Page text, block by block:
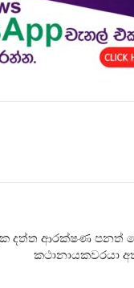
දත්ත ආරක්ෂණ පනත්
කථානායකවරයා